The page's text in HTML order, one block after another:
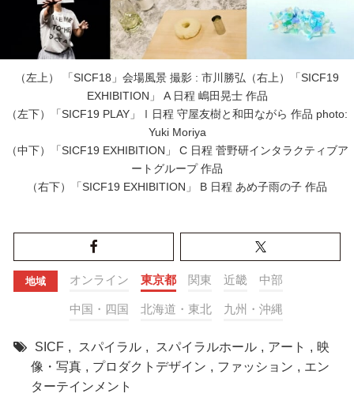
（左上） 「SICF18」会場風景 撮影 : 市川勝弘（右上）「SICF19
EXHIBITION」 A 日程 嶋田晃士 作品
（左下）「SICF19 PLAY」Ⅰ日程 守屋友樹と和田ながら 作品 photo:
Yuki Moriya
（中下）「SICF19 EXHIBITION」 C 日程 菅野研インタラクティブア
ートグループ 作品
（右下）「SICF19 EXHIBITION」 B 日程 あめ子雨の子 作品
地域 オンライン 東京都 関東 近畿 中部
中国・四国 北海道・東北 九州・沖縄
SICF , スパイラル , スパイラルホール , アート , 映
像・写真 , プロダクトデザイン , ファッション , エン
ターテインメント